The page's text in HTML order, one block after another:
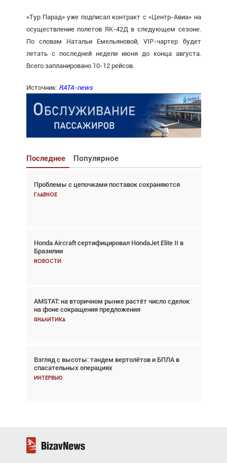
«Тур Парад» уже подписал контракт с «Центр-Авиа» на
осуществление полетов ЯК-42Д в следующем сезоне.
По словам Натальи Емельяновой, VIP-чартер будет
летать с последней недели июня до конца августа.
Всего запланировано 10-12 рейсов.
Источник: RATA-news
Последнее Популярное
Проблемы с цепочками поставок сохраняются
Главное
Honda Aircraft сертифицировал HondaJet Elite II в
Бразилии
Новости
AMSTAT: на вторичном рынке растёт число сделок
на фоне сокращения предложения
Аналитика
Взгляд с высоты: тандем вертолётов и БПЛА в
спасательных операциях
Интервью
Взгляд с высоты: тандем вертолётов и БПЛА в
спасательных операциях
Авиационный фотограф Дэйв Кох: «Фотография
говорит сама за себя... а ИИ всё портит»
Новости
Проблемы с цепочками поставок сохраняются
Аналитика
Частный самолёт – это актив. Подходите к
покупке соответствующим образом
Интервью